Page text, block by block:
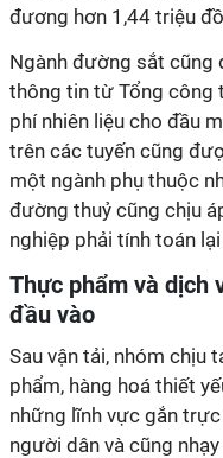
đương hơn 1,44 triệu
Ngành đường sắt cũng
thông tin từ Tổng công
phí nhiên liệu cho đầu
trên các tuyến cũng
một ngành phụ thuộc
đường thuỷ cũng chịu
nghiệp phải tính toán
Thực phẩm và dịch
đầu vào
Sau vận tải, nhóm chịu
phẩm, hàng hoá thiết
những lĩnh vực gắn
người dân và cũng